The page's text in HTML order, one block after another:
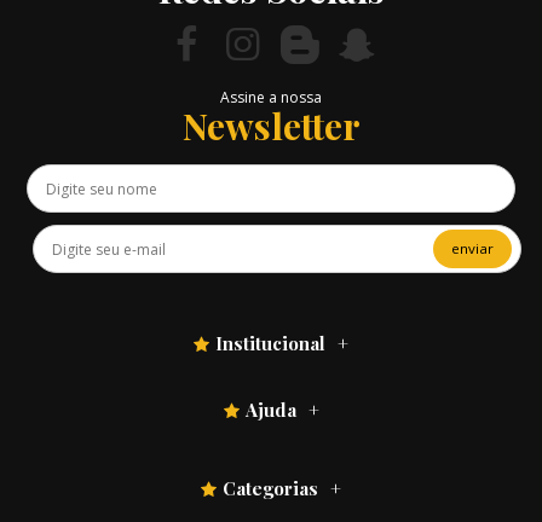
Assine a nossa
Newsletter
enviar
Institucional
Ajuda
Categorias